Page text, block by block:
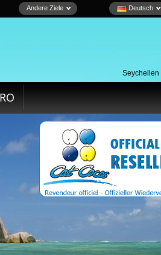
Andere Ziele Deutsch
Seychellen